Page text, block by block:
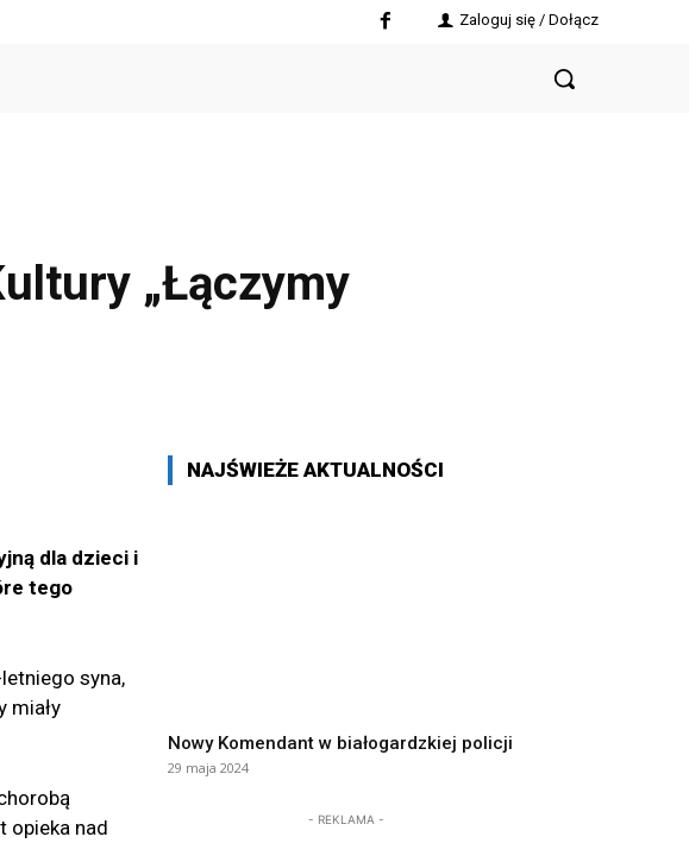
Zaloguj się / Dołącz
„Łączymy
dla dzieci i
tego
syna,
miały
opieka nad
NAJŚWIEŻE AKTUALNOŚCI
Nowy Komendant w białogardzkiej policji
29 maja 2024
- REKLAMA -